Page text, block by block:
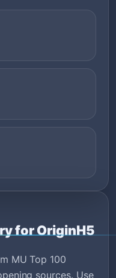
for OriginH5
MU Top 100
sources. Use